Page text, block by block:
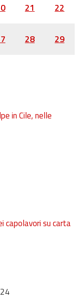
21 22
28 29
in Cile, nelle
capolavori su carta